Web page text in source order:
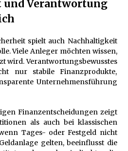
Verantwortung
spielt auch Nachhaltigkeit
Viele Anleger möchten wissen,
wird. Verantwortungsbewusstes
nur stabile Finanzprodukte,
Unternehmensführung
Finanzentscheidungen zeigt
als auch bei klassischen
Tages- oder Festgeld nicht
gelten, beeinflusst die